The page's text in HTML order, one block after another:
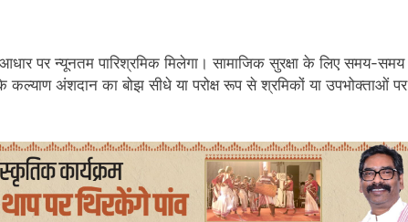
पर न्यूनतम पारिश्रमिक मिलेगा। सामाजिक सुरक्षा के लिए समय-समय
कल्याण अंशदान का बोझ सीधे या परोक्ष रूप से श्रमिकों या उपभोक्ताओं पर